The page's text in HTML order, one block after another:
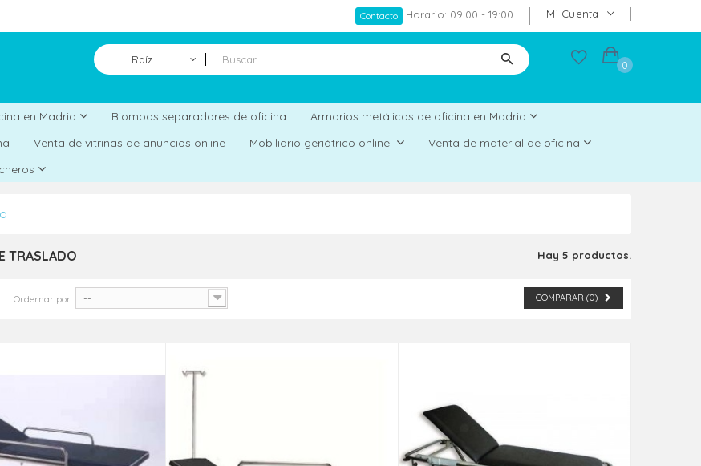
Mi Cuenta
Contacto Horario: 09:00 - 19:00
Raíz 0
en Madrid Biombos separadores de oficina
Armarios metálicos de oficina en Madrid
Venta de vitrinas de anuncios online Mobiliario geriátrico online
Venta de material de oficina
TRASLADO Hay 5 productos.
COMPARAR (0)
Ordernar por --